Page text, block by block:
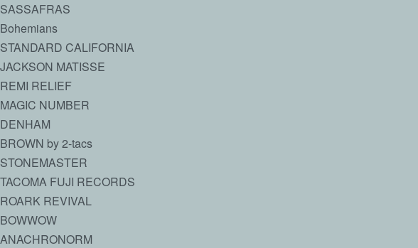
SASSAFRAS
Bohemians
STANDARD CALIFORNIA
JACKSON MATISSE
REMI RELIEF
MAGIC NUMBER
DENHAM
BROWN by 2-tacs
STONEMASTER
TACOMA FUJI RECORDS
ROARK REVIVAL
BOWWOW
ANACHRONORM